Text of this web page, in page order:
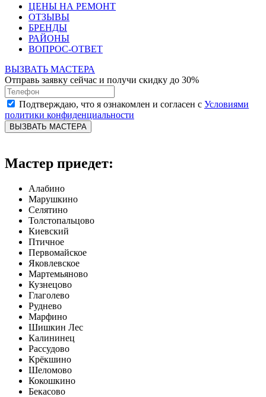
ЦЕНЫ НА РЕМОНТ
ОТЗЫВЫ
БРЕНДЫ
РАЙОНЫ
ВОПРОС-ОТВЕТ
ВЫЗВАТЬ МАСТЕРА
Отправь заявку сейчас и получи скидку до 30%
Подтверждаю, что я ознакомлен и согласен с Условиями
политики конфиденциальности
ВЫЗВАТЬ МАСТЕРА
Мастер приедет:
Алабино
Марушкино
Селятино
Толстопальцово
Киевский
Птичное
Первомайское
Яковлевское
Мартемьяново
Кузнецово
Глаголево
Руднево
Марфино
Шишкин Лес
Калининец
Рассудово
Крёкшино
Шеломово
Кокошкино
Бекасово